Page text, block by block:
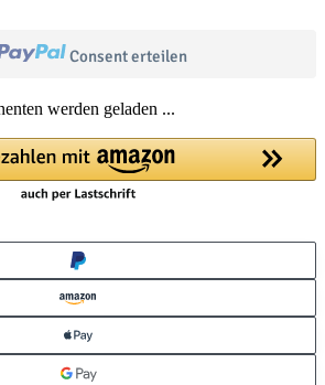
Consent erteilen
werden geladen ...